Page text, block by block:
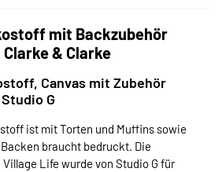
mit Backzubehör
& Clarke
Canvas mit Zubehör
G
ist mit Torten und Muffins sowie
braucht bedruckt. Die
Life wurde von Studio G für